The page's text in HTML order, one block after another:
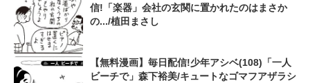
信!「楽器」会社の玄関に置かれたのはまさか
の.../植田まさし
【無料漫画】毎日配信!少年アシベ(108)「一人
ビーチで」森下裕美/キュートなゴマフアザラシ